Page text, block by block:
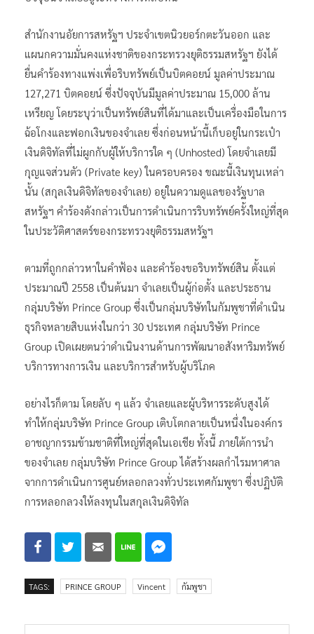
สำนักงานอัยการสหรัฐฯ ประจำเขตนิวยอร์กตะวันออก และ
แผนกความมั่นคงแห่งชาติของกระทรวงยุติธรรมสหรัฐฯ ยังได้
ยื่นคำร้องทางแพ่งเพื่อริบทรัพย์เป็นบิตคอยน์ มูลค่าประมาณ
127,271 บิตคอยน์ ซึ่งปัจจุบันมีมูลค่าประมาณ 15,000 ล้าน
เหรียญ โดยระบุว่าเป็นทรัพย์สินที่ได้มาและเป็นเครื่องมือในการ
ฉ้อโกงและฟอกเงินของจำเลย ซึ่งก่อนหน้านี้เก็บอยู่ในกระเป๋า
เงินดิจิทัลที่ไม่ผูกกับผู้ให้บริการใด ๆ (Unhosted) โดยจำเลยมี
กุญแจส่วนตัว (Private key) ในครอบครอง ขณะนี้เงินทุนเหล่า
นั้น (สกุลเงินดิจิทัลของจำเลย) อยู่ในความดูแลของรัฐบาล
สหรัฐฯ คำร้องดังกล่าวเป็นการดำเนินการริบทรัพย์ครั้งใหญ่ที่สุด
ในประวัติศาสตร์ของกระทรวงยุติธรรมสหรัฐฯ
ตามที่ถูกกล่าวหาในคำฟ้อง และคำร้องขอริบทรัพย์สิน ตั้งแต่
ประมาณปี 2558 เป็นต้นมา จำเลยเป็นผู้ก่อตั้ง และประธาน
กลุ่มบริษัท Prince Group ซึ่งเป็นกลุ่มบริษัทในกัมพูชาที่ดำเนิน
ธุรกิจหลายสิบแห่งในกว่า 30 ประเทศ กลุ่มบริษัท Prince
Group เปิดเผยตนว่าดำเนินงานด้านการพัฒนาอสังหาริมทรัพย์
บริการทางการเงิน และบริการสำหรับผู้บริโภค
อย่างไรก็ตาม โดยลับ ๆ แล้ว จำเลยและผู้บริหารระดับสูงได้
ทำให้กลุ่มบริษัท Prince Group เติบโตกลายเป็นหนึ่งในองค์กร
อาชญากรรมข้ามชาติที่ใหญ่ที่สุดในเอเชีย ทั้งนี้ ภายใต้การนำ
ของจำเลย กลุ่มบริษัท Prince Group ได้สร้างผลกำไรมหาศาล
จากการดำเนินการศูนย์หลอกลวงทั่วประเทศกัมพูชา ซึ่งปฏิบัติ
การหลอกลวงให้ลงทุนในสกุลเงินดิจิทัล
TAGS: PRINCE GROUP Vincent กัมพูชา